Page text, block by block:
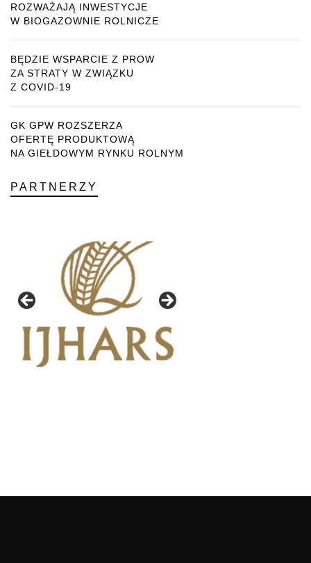
ROZWAŻAJĄ INWESTYCJE
W BIOGAZOWNIE ROLNICZE
BĘDZIE WSPARCIE Z PROW
ZA STRATY W ZWIĄZKU
Z COVID-19
GK GPW ROZSZERZA
OFERTĘ PRODUKTOWĄ
NA GIEŁDOWYM RYNKU ROLNYM
PARTNERZY